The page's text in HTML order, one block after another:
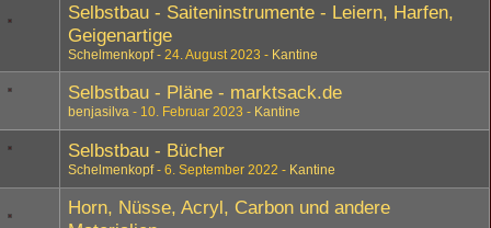
Selbstbau - Saiteninstrumente - Leiern, Harfen,
Geigenartige
Schelmenkopf 24. August 2023 Kantine
Selbstbau - Pläne - marktsack.de
benjasilva 10. Februar 2023 Kantine
Selbstbau - Bücher
Schelmenkopf 6. September 2022 Kantine
Horn, Nüsse, Acryl, Carbon und andere